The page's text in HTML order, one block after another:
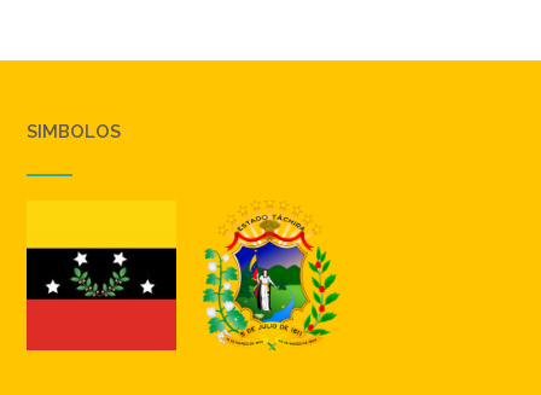
SIMBOLOS